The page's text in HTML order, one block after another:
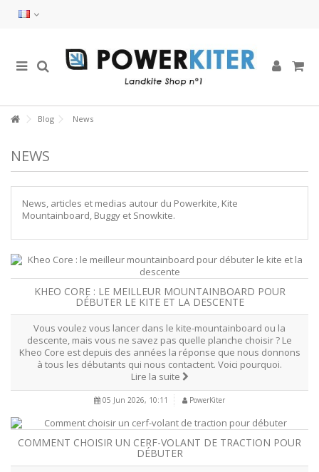
Blog News
NEWS
News, articles et medias autour du Powerkite, Kite
Mountainboard, Buggy et Snowkite.
KHEO CORE : LE MEILLEUR MOUNTAINBOARD POUR
DÉBUTER LE KITE ET LA DESCENTE
Vous voulez vous lancer dans le kite-mountainboard ou la
descente, mais vous ne savez pas quelle planche choisir ? Le
Kheo Core est depuis des années la réponse que nous donnons
à tous les débutants qui nous contactent. Voici pourquoi.
Lire la suite
05 Jun 2026, 10:11 PowerKiter
COMMENT CHOISIR UN CERF-VOLANT DE TRACTION POUR
DÉBUTER